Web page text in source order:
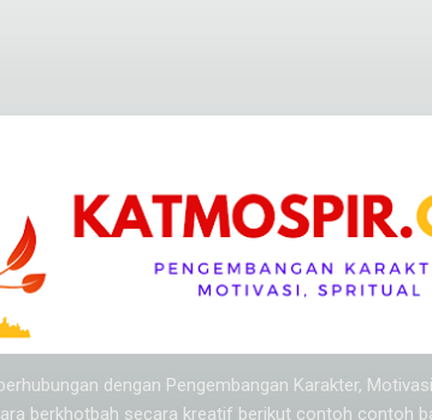
dengan Pengembangan Karakter,
berkhotbah secara kreatif berikut contoh contoh